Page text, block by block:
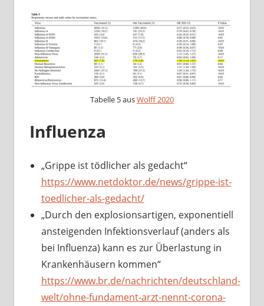
Tabelle 5 ausWolff 2020
Influenza
„Grippe ist tödlicher als gedacht“
https://www.netdoktor.de/news/grippe-ist-
toedlicher-als-gedacht/
„Durch den explosionsartigen, exponentiell
ansteigenden Infektionsverlauf (anders als
bei Influenza) kann es zur Überlastung in
Krankenhäusern kommen“
https://www.br.de/nachrichten/deutschland-
welt/ohne-fundament-arzt-nennt-corona-